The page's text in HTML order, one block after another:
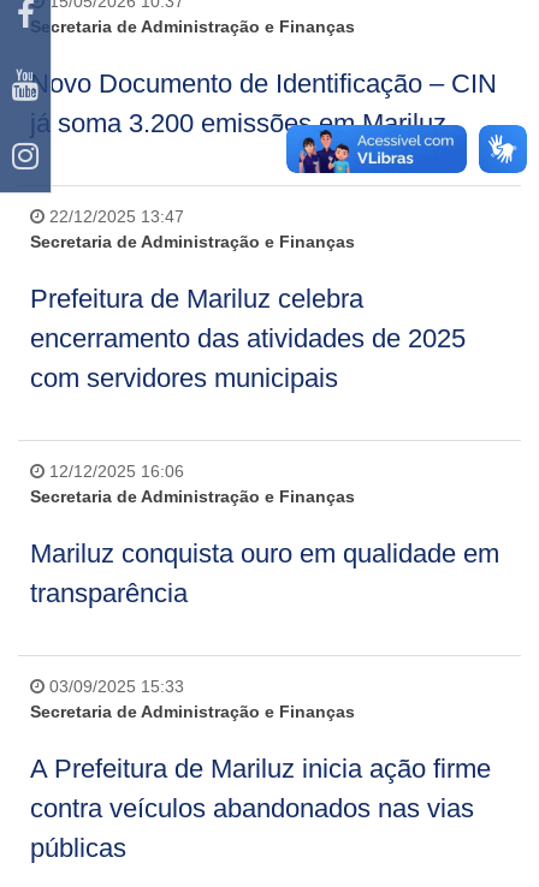
Secretaria de Administração e Finanças
Novo Documento de Identificação – CIN
já soma 3.200 emissões em Mariluz
22/12/2025 13:47
Secretaria de Administração e Finanças
Prefeitura de Mariluz celebra
encerramento das atividades de 2025
com servidores municipais
12/12/2025 16:06
Secretaria de Administração e Finanças
Mariluz conquista ouro em qualidade em
transparência
03/09/2025 15:33
Secretaria de Administração e Finanças
A Prefeitura de Mariluz inicia ação firme
contra veículos abandonados nas vias
públicas